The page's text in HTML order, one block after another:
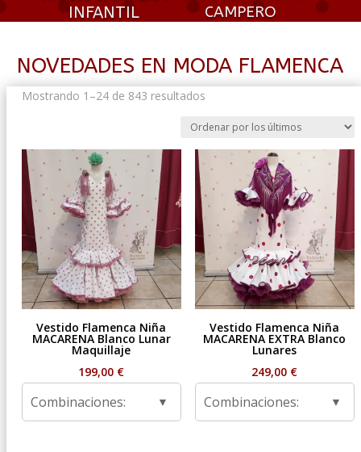
INFANTIL
CAMPERO
NOVEDADES EN MODA FLAMENCA
Mostrando 1–24 de 843 resultadosOrdenado
los
últimos
Vestido Flamenca Niña
MACARENA Blanco Lunar
Maquillaje
199,00 €
Combinaciones:
Vestido Flamenca Niña
MACARENA EXTRA Blanco
Lunares
249,00 €
Combinaciones: